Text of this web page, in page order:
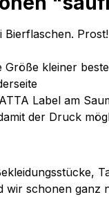
Bierflaschen. Prost!
Größe kleiner
Label am
der Druck
wir schonen ganz